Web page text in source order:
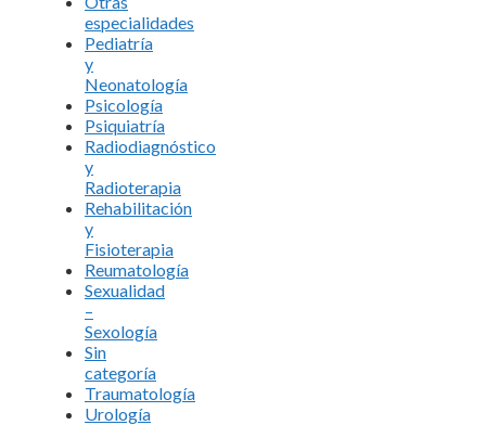
especialidades
Pediatría
y
Neonatología
Psicología
Psiquiatría
Radiodiagnóstico
y
Radioterapia
Rehabilitación
y
Fisioterapia
Reumatología
Sexualidad
–
Sexología
Sin
categoría
Traumatología
Urología